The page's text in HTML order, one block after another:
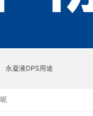
永凝液DPS用途